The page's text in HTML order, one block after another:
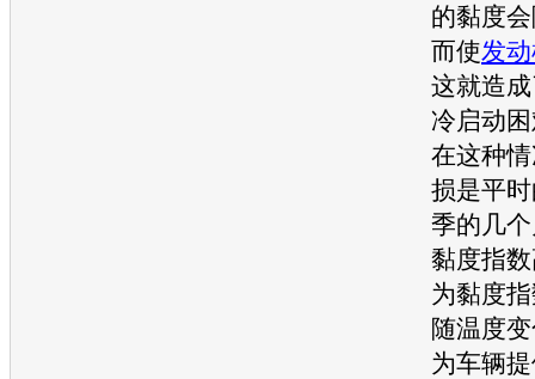
的黏度
而使发
这就造
冷启动
在这种
损是平
季的几
黏度指
为黏度
随温度
为车辆